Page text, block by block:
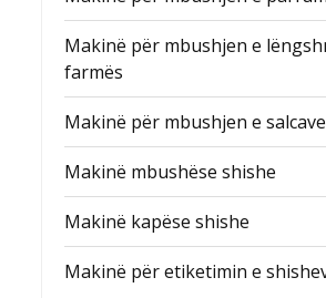
Makinë për mbushjen e
farmës
Makinë për mbushjen e salcave
Makinë mbushëse shishe
Makinë kapëse shishe
Makinë për etiketimin e